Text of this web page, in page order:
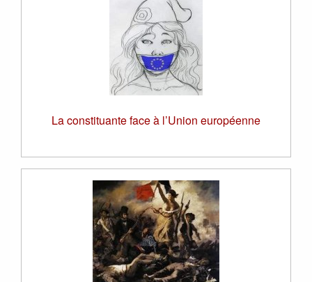
La constituante face à l’Union européenne